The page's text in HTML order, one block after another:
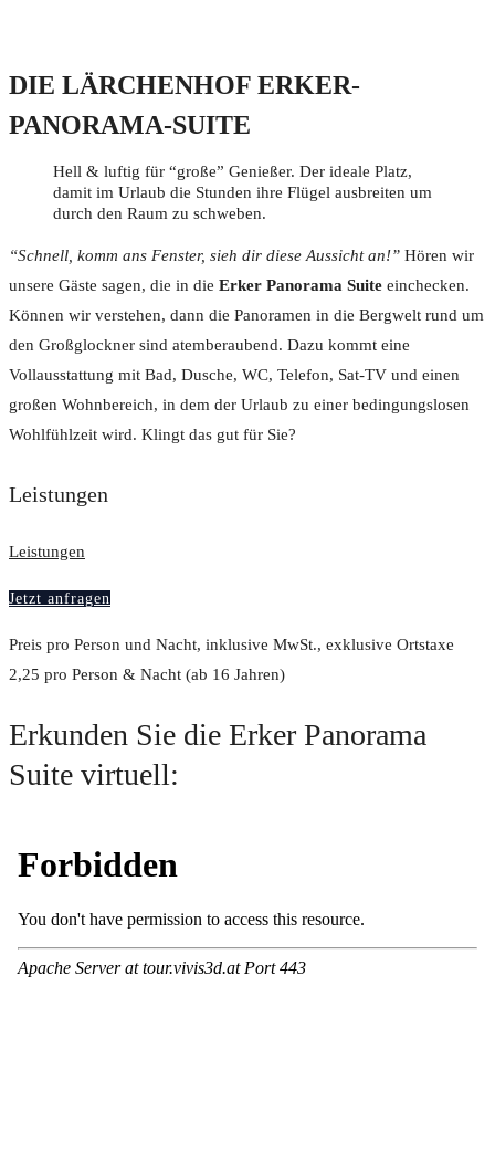
DIE LÄRCHENHOF ERKER-
PANORAMA-SUITE
Hell & luftig für “große” Genießer. Der ideale Platz,
damit im Urlaub die Stunden ihre Flügel ausbreiten um
durch den Raum zu schweben.
“Schnell, komm ans Fenster, sieh dir diese Aussicht an!” Hören wir
unsere Gäste sagen, die in die Erker Panorama Suite einchecken.
Können wir verstehen, dann die Panoramen in die Bergwelt rund um
den Großglockner sind atemberaubend. Dazu kommt eine
Vollausstattung mit Bad, Dusche, WC, Telefon, Sat-TV und einen
großen Wohnbereich, in dem der Urlaub zu einer bedingungslosen
Wohlfühlzeit wird. Klingt das gut für Sie?
Leistungen
Leistungen
Jetzt anfragen
Preis pro Person und Nacht, inklusive MwSt., exklusive Ortstaxe
2,25 pro Person & Nacht (ab 16 Jahren)
Erkunden Sie die Erker Panorama
Suite virtuell: